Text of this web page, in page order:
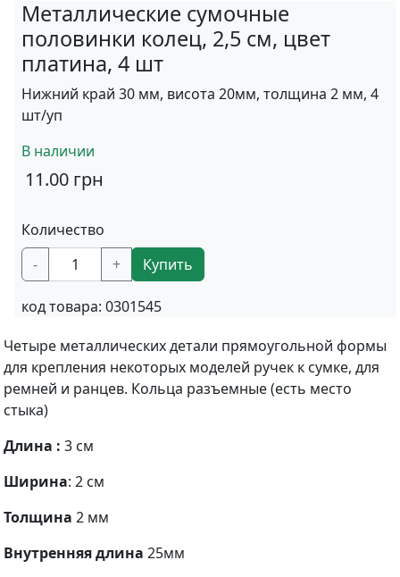
Металлические сумочные
половинки колец, 2,5 см, цвет
платина, 4 шт
Нижний край 30 мм, висота 20мм, толщина 2 мм, 4
шт/уп
В наличии
11.00 грн
Количество
-
+ Купить
код товара: 0301545
Четыре металлических детали прямоугольной формы
для крепления некоторых моделей ручек к сумке, для
ремней и ранцев. Кольца разъемные (есть место
стыка)
Длина : 3 см
Ширина: 2 см
Толщина 2 мм
Внутренняя длина 25мм